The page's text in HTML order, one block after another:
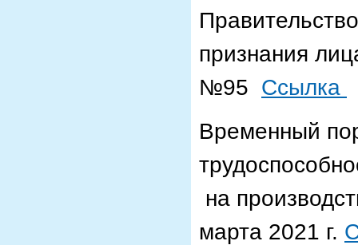
признания
№95 Ссылка
Временный
на
марта 2021 г.